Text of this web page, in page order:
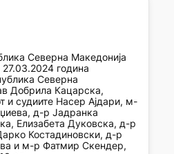
Северна Македонија
година
Северна
Добрила Кацарска,
и судиите Насер Ајдари, м-
д-р Јадранка
Елизабета Дуковска, д-р
Костадиновски, д-р
и м-р Фатмир Скендер,